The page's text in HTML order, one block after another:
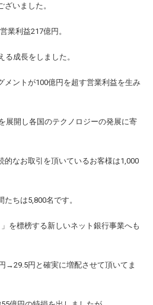
いました。
業利益217億円。
成長をしました。
メントが100億円を超す営業利益を生み
展開し各国のテクノロジーの発展に寄
的なお取引を頂いているお客様は1,000
ちは5,800名です。
を標榜する新しいネット銀行事業へも
→29.5円と確実に増配させて頂いてま